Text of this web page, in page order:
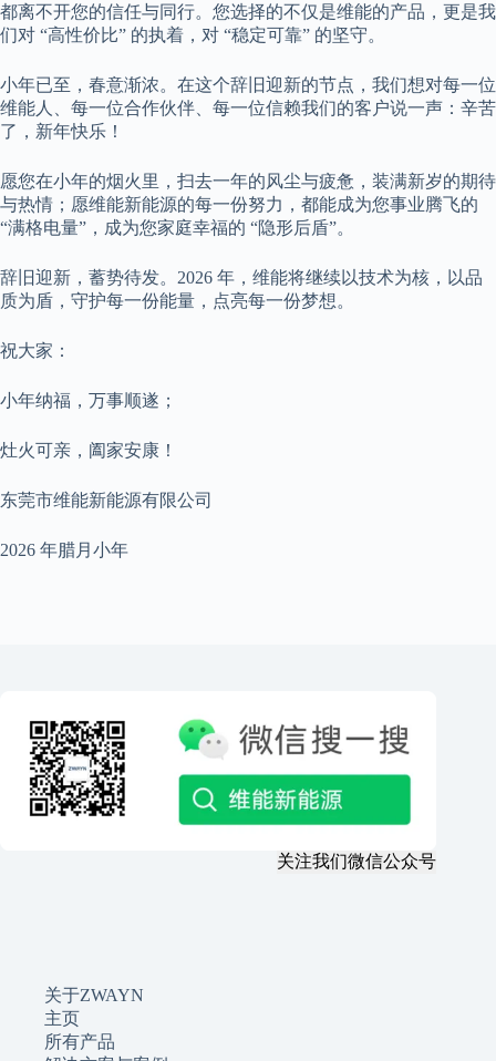
都离不开您的信任与同行。您选择的不仅是维能的产品，更是我
们对 “高性价比” 的执着，对 “稳定可靠” 的坚守。
小年已至，春意渐浓。在这个辞旧迎新的节点，我们想对每一位
维能人、每一位合作伙伴、每一位信赖我们的客户说一声：辛苦
了，新年快乐！
愿您在小年的烟火里，扫去一年的风尘与疲惫，装满新岁的期待
与热情；愿维能新能源的每一份努力，都能成为您事业腾飞的
“满格电量”，成为您家庭幸福的 “隐形后盾”。
辞旧迎新，蓄势待发。2026 年，维能将继续以技术为核，以品
质为盾，守护每一份能量，点亮每一份梦想。
祝大家：
小年纳福，万事顺遂；
灶火可亲，阖家安康！
东莞市维能新能源有限公司
2026 年腊月小年
关注我们微信公众号
关于ZWAYN
主页
所有产品